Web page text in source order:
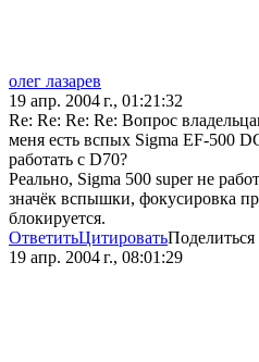
олег лазарев
19 апр. 2004 г., 01:21:32
Re: Re: Re: Re: Вопрос
меня есть вспых Sigma EF-500
работать с D70?
Реально, Sigma 500 super не
значёк вспышки, фокусировка
блокируется.
ОтветитьЦитироватьПоделиться
19 апр. 2004 г., 08:01:29